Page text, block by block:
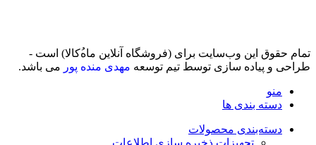
تمام حقوق اين وب‌سايت برای (فروشگاه آنلاین ماه‌‌‌‌‌‌ُکالا) است -
طراحی و پیاده سازی توسط تیم توسعه مهدی منده پور می باشد.
منو
دسته بندی ها
دسته‌بندی محصولات